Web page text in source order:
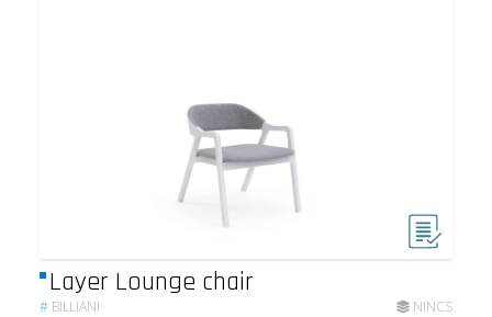
Layer Lounge chair
# BILLIANI NINCS